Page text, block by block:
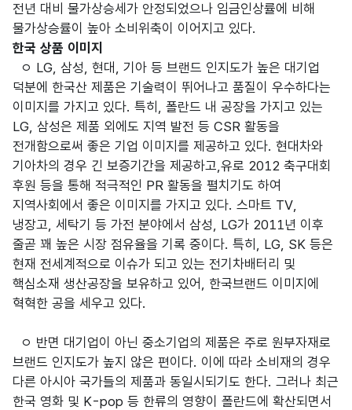
전년 대비 물가상승세가 안정되었으나 임금인상률에 비해
물가상승률이 높아 소비위축이 이어지고 있다.
한국 상품 이미지
ㅇ LG, 삼성, 현대, 기아 등 브랜드 인지도가 높은 대기업
덕분에 한국산 제품은 기술력이 뛰어나고 품질이 우수하다는
이미지를 가지고 있다. 특히, 폴란드 내 공장을 가지고 있는
LG, 삼성은 제품 외에도 지역 발전 등 CSR 활동을
전개함으로써 좋은 기업 이미지를 제공하고 있다. 현대차와
기아차의 경우 긴 보증기간을 제공하고,유로 2012 축구대회
후원 등을 통해 적극적인 PR 활동을 펼치기도 하여
지역사회에서 좋은 이미지를 가지고 있다. 스마트 TV,
냉장고, 세탁기 등 가전 분야에서 삼성, LG가 2011년 이후
줄곧 꽤 높은 시장 점유율을 기록 중이다. 특히, LG, SK 등은
현재 전세계적으로 이슈가 되고 있는 전기차배터리 및
핵심소재 생산공장을 보유하고 있어, 한국브랜드 이미지에
혁혁한 공을 세우고 있다.
ㅇ 반면 대기업이 아닌 중소기업의 제품은 주로 원부자재로
브랜드 인지도가 높지 않은 편이다. 이에 따라 소비재의 경우
다른 아시아 국가들의 제품과 동일시되기도 한다. 그러나 최근
한국 영화 및 K-pop 등 한류의 영향이 폴란드에 확산되면서